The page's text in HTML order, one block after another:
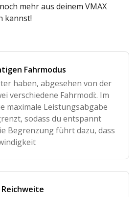
mehr aus deinem VMAX
kannst!
Fahrmodus
haben, abgesehen von der
verschiedene Fahrmodi:. Im
maximale Leistungsabgabe
sodass du entspannt
Begrenzung führt dazu, dass